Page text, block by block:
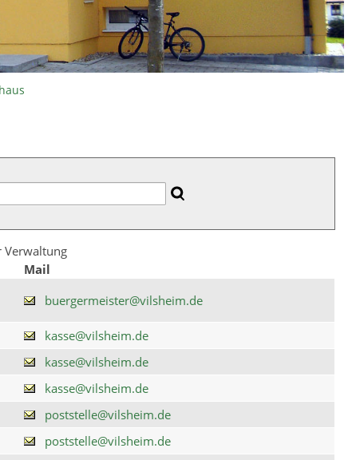
Mail
buergermeister@vilsheim.de
kasse@vilsheim.de
kasse@vilsheim.de
kasse@vilsheim.de
poststelle@vilsheim.de
poststelle@vilsheim.de